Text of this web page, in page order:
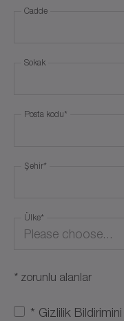
Cadde
Sokak
Posta kodu*
Şehir*
Please choose...
Afganistan
Ülke*
* zorunlu alanlar
* Gizlilik